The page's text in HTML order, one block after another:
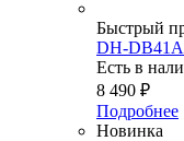
Быстрый
DH-
Есть в
8 490 ₽
Подробнее
Новинка